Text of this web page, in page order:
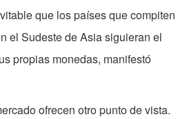
que los países que compiten
el Sudeste de Asia siguieran el
propias monedas, manifestó
ofrecen otro punto de vista.